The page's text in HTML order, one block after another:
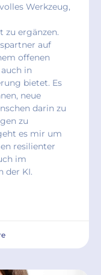
Werkzeug,
zu ergänzen.
auf
offenen
in
bietet. Es
neue
darin zu
zu
es mir um
resilienter
im
der KI.